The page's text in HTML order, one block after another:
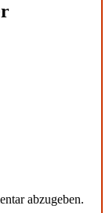
abzugeben.